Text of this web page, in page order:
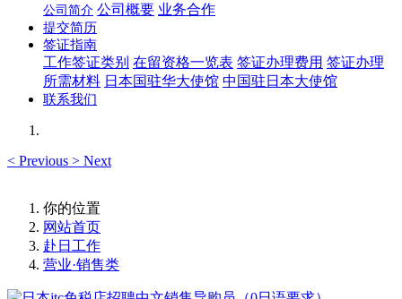
公司简介 公司概要 业务合作
提交简历
签证指南
工作签证类别 在留资格一览表 签证办理费用 签证办理
所需材料 日本国驻华大使馆 中国驻日本大使馆
联系我们
< Previous > Next
你的位置
网站首页
赴日工作
营业·销售类